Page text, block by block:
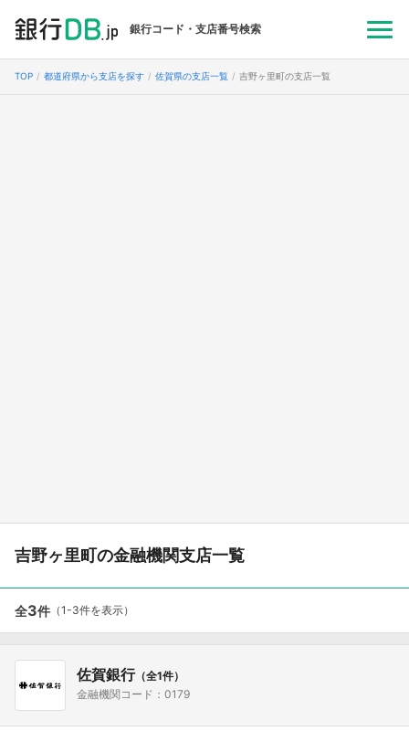
銀行コード・支店番号検索
TOP 都道府県から支店を探す 佐賀県の支店一覧 吉野ヶ里町の支店一覧
吉野ヶ里町の金融機関支店一覧
全3件 （1-3件を表示）
佐賀銀行（全1件）
金融機関コード：0179